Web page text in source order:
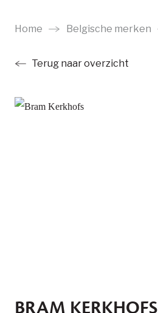
naar
contentTerug naar overzicht
Home Belgische merken
BRAM KERKHOFS